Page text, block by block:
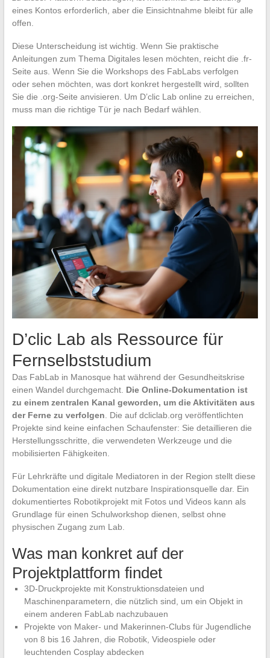
eines Kontos erforderlich, aber die Einsichtnahme bleibt für alle
offen.
Diese Unterscheidung ist wichtig. Wenn Sie praktische
Anleitungen zum Thema Digitales lesen möchten, reicht die .fr-
Seite aus. Wenn Sie die Workshops des FabLabs verfolgen
oder sehen möchten, was dort konkret hergestellt wird, sollten
Sie die .org-Seite anvisieren. Um D’clic Lab online zu erreichen,
muss man die richtige Tür je nach Bedarf wählen.
D’clic Lab als Ressource für
Fernselbststudium
Das FabLab in Manosque hat während der Gesundheitskrise
einen Wandel durchgemacht. Die Online-Dokumentation ist
zu einem zentralen Kanal geworden, um die Aktivitäten aus
der Ferne zu verfolgen . Die auf dcliclab.org veröffentlichten
Projekte sind keine einfachen Schaufenster: Sie detaillieren die
Herstellungsschritte, die verwendeten Werkzeuge und die
mobilisierten Fähigkeiten.
Für Lehrkräfte und digitale Mediatoren in der Region stellt diese
Dokumentation eine direkt nutzbare Inspirationsquelle dar. Ein
dokumentiertes Robotikprojekt mit Fotos und Videos kann als
Grundlage für einen Schulworkshop dienen, selbst ohne
physischen Zugang zum Lab.
Was man konkret auf der
Projektplattform findet
3D-Druckprojekte mit Konstruktionsdateien und
Maschinenparametern, die nützlich sind, um ein Objekt in
einem anderen FabLab nachzubauen
Projekte von Maker- und Makerinnen-Clubs für Jugendliche
von 8 bis 16 Jahren, die Robotik, Videospiele oder
leuchtenden Cosplay abdecken